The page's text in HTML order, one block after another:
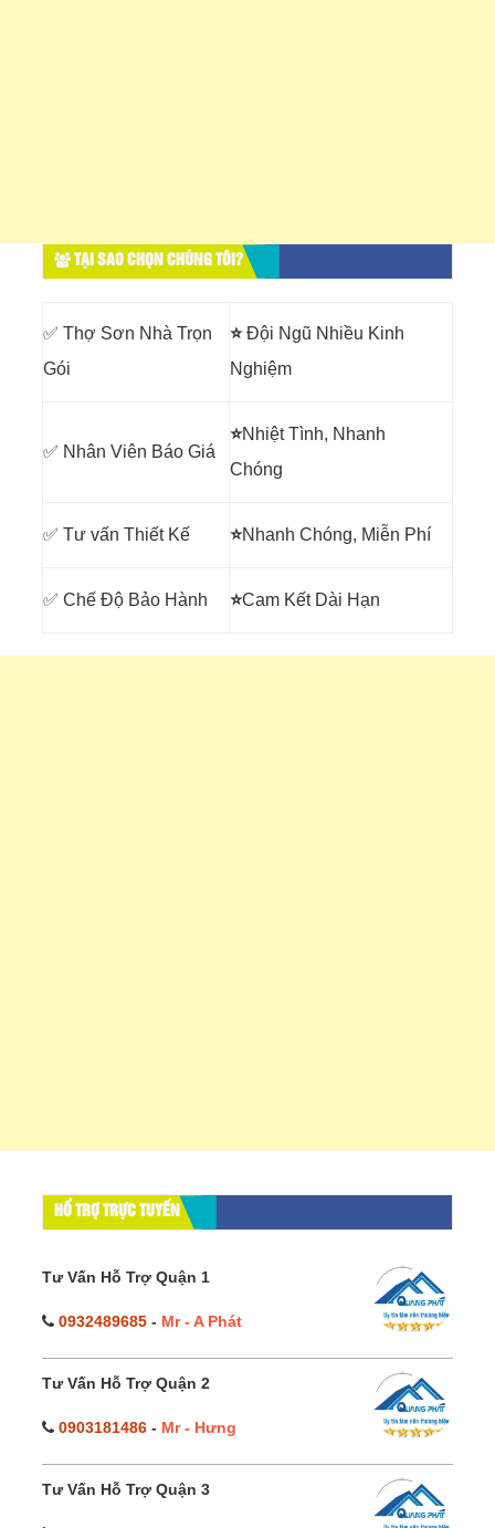
TẠI SAO CHỌN CHÚNG TÔI?
✅ Thợ Sơn Nhà Trọn
Gói
⭐Đội Ngũ Nhiều Kinh
Nghiệm
✅ Nhân Viên Báo Giá
⭐Nhiệt Tình, Nhanh
Chóng
✅ Tư vấn Thiết Kế ⭐Nhanh Chóng, Miễn Phí
✅ Chế Độ Bảo Hành ⭐Cam Kết Dài Hạn
HỔ TRỢ TRỰC TUYẾN
Tư Vấn Hỗ Trợ Quận 1
0932489685 - Mr - A Phát
Tư Vấn Hỗ Trợ Quận 2
0903181486 - Mr - Hưng
Tư Vấn Hỗ Trợ Quận 3